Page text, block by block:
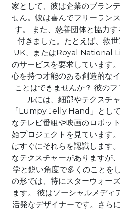
家として、彼は企業のブラン
せん。彼は喜んでフリーラン
す。 また、慈善団体と協力
付きました。たとえば、救
UK、またはRoyal National
のサービスを要求しています
心を持つ才能のある創造的な
ことはできませんか？ 彼の
ルには、細部やテクスチ
「Lumpy Jelly Hand」とし
なテレビ番組や映画のロボッ
始プロジェクトを見ています
はすぐにそれらを認識します
なテクスチャーがありますが
学と鋭い角度で多くのことを
の形では、特にスターウォー
ます。 彼はソーシャルメデ
活発なデザイナーです。さら